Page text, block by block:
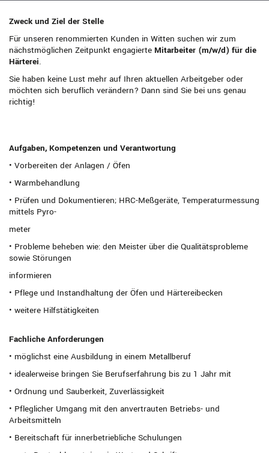
Zweck und Ziel der Stelle
Für unseren renommierten Kunden in Witten suchen wir zum
nächstmöglichen Zeitpunkt engagierte Mitarbeiter (m/w/d) für die
Härterei.
Sie haben keine Lust mehr auf Ihren aktuellen Arbeitgeber oder
möchten sich beruflich verändern? Dann sind Sie bei uns genau
richtig!
Aufgaben, Kompetenzen und Verantwortung
• Vorbereiten der Anlagen / Öfen
• Warmbehandlung
• Prüfen und Dokumentieren; HRC-Meßgeräte, Temperaturmessung
mittels Pyro-
meter
• Probleme beheben wie: den Meister über die Qualitätsprobleme
sowie Störungen
informieren
• Pflege und Instandhaltung der Öfen und Härtereibecken
• weitere Hilfstätigkeiten
Fachliche Anforderungen
• möglichst eine Ausbildung in einem Metallberuf
• idealerweise bringen Sie Berufserfahrung bis zu 1 Jahr mit
• Ordnung und Sauberkeit, Zuverlässigkeit
• Pfleglicher Umgang mit den anvertrauten Betriebs- und
Arbeitsmitteln
• Bereitschaft für innerbetriebliche Schulungen